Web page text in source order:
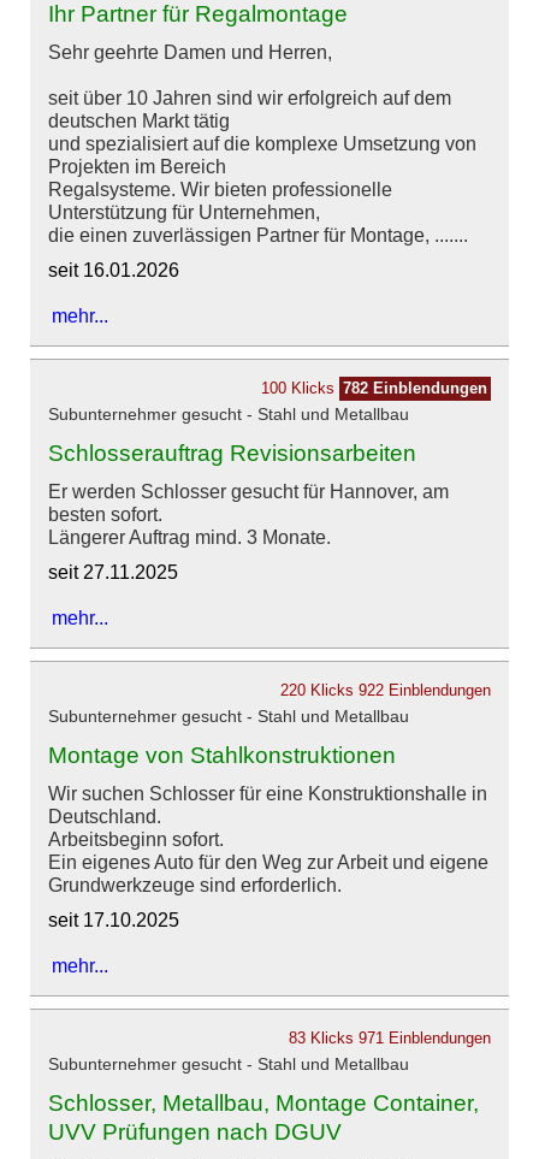
Ihr Partner für Regalmontage
Sehr geehrte Damen und Herren,
seit über 10 Jahren sind wir erfolgreich auf dem
deutschen Markt tätig
und spezialisiert auf die komplexe Umsetzung von
Projekten im Bereich
Regalsysteme. Wir bieten professionelle
Unterstützung für Unternehmen,
die einen zuverlässigen Partner für Montage, .......
seit 16.01.2026
mehr...
100 Klicks 782 Einblendungen
Subunternehmer gesucht - Stahl und Metallbau
Schlosserauftrag Revisionsarbeiten
Er werden Schlosser gesucht für Hannover, am
besten sofort.
Längerer Auftrag mind. 3 Monate.
seit 27.11.2025
mehr...
220 Klicks 922 Einblendungen
Subunternehmer gesucht - Stahl und Metallbau
Montage von Stahlkonstruktionen
Wir suchen Schlosser für eine Konstruktionshalle in
Deutschland.
Arbeitsbeginn sofort.
Ein eigenes Auto für den Weg zur Arbeit und eigene
Grundwerkzeuge sind erforderlich.
seit 17.10.2025
mehr...
83 Klicks 971 Einblendungen
Subunternehmer gesucht - Stahl und Metallbau
Schlosser, Metallbau, Montage Container,
UVV Prüfungen nach DGUV